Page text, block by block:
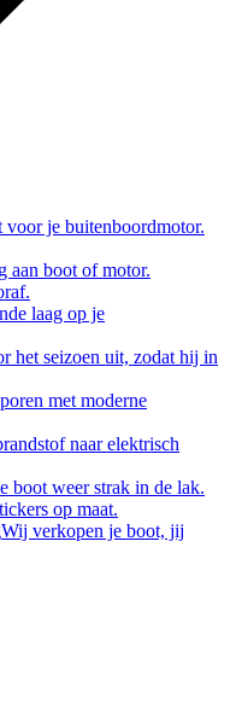
voor je buitenboordmotor.
aan boot of motor.
laag op je
het seizoen uit, zodat hij in
met moderne
naar elektrisch
boot weer strak in de lak.
op maat.
Wij verkopen je boot, jij